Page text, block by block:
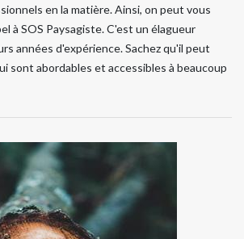
en la matière. Ainsi, on peut vous
à SOS Paysagiste. C'est un élagueur
années d'expérience. Sachez qu'il peut
sont abordables et accessibles à beaucoup